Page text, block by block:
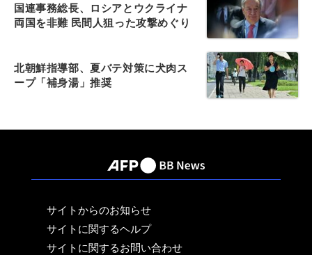
国連事務総長、ロシアとウクライナ
両国を非難 民間人狙った攻撃めぐり
北朝鮮指導部、夏バテ対策に犬肉ス
ープ「補身湯」推奨
サイトからのお知らせ
サイトに関するヘルプ
サイトに関するお問い合わせ